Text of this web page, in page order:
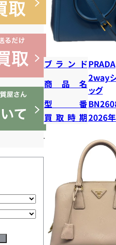
ブランドPRADA
商品名
2way
ッグ
型番
買取時期2026